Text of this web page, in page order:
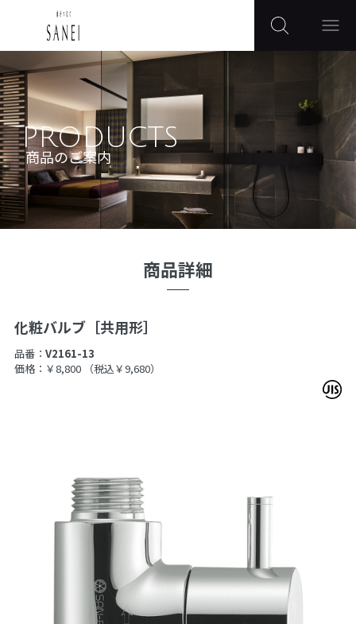
PRODUCTS
商品のご案内
商品詳細
化粧バルブ［共用形］
品番： V2161-13
価格：￥8,800
（税込￥9,680）